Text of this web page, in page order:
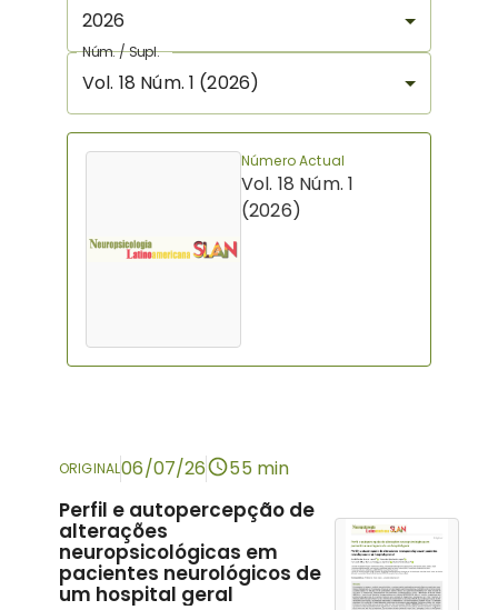
2026
Núm. / Supl.
Vol. 18 Núm. 1 (2026)
Número Actual
Vol. 18 Núm. 1
(2026)
ORIGINAL06/07/26 55 min
Perfil e autopercepção de
alterações
neuropsicológicas em
pacientes neurológicos de
um hospital geral